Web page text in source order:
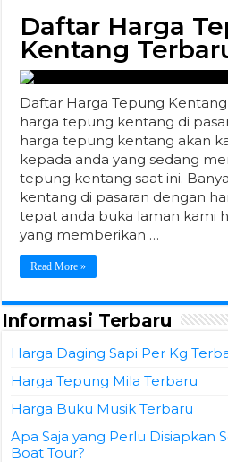
Daftar Harga
Kentang
Daftar Harga Tepung
harga tepung kentang di
harga tepung kentang akan
kepada anda yang sedang
tepung kentang saat ini.
kentang di pasaran dengan
tepat anda buka laman kami
yang memberikan …
Read More »
Informasi Terbaru
Harga Daging Sapi Per Kg
Harga Tepung Mila Terbaru
Harga Buku Musik Terbaru
Apa Saja yang Perlu Disiapkan
Boat Tour?